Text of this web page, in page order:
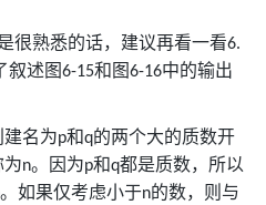
很熟悉的话，建议再看一看6.
叙述图6-15和图6-16中的输出
名为p和q的两个大的质数开
为n。因为p和q都是质数，所以
。如果仅考虑小于n的数，则与